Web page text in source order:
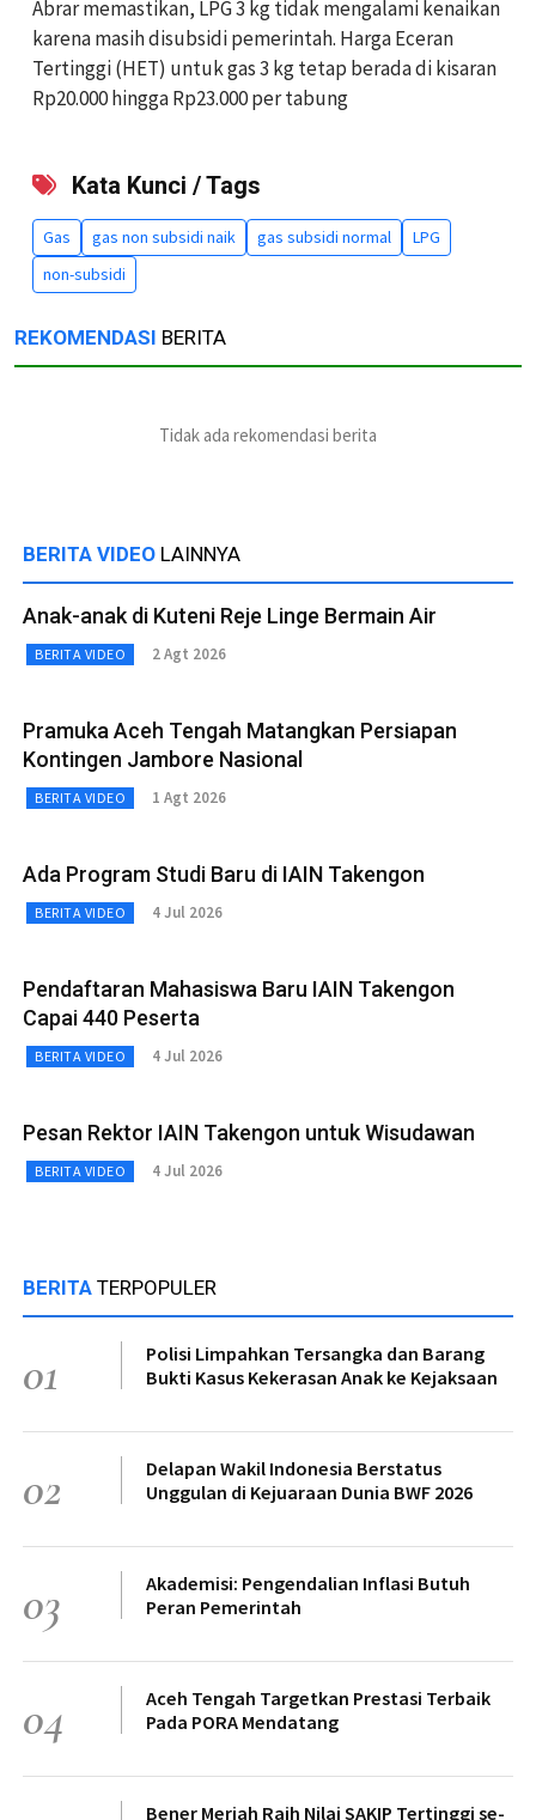
Abrar memastikan, LPG 3 kg tidak mengalami kenaikan
karena masih disubsidi pemerintah. Harga Eceran
Tertinggi (HET) untuk gas 3 kg tetap berada di kisaran
Rp20.000 hingga Rp23.000 per tabung
Kata Kunci / Tags
Gas gas non subsidi naik gas subsidi normal
LPG
non-subsidi
REKOMENDASI BERITA
Tidak ada rekomendasi berita
BERITA VIDEO LAINNYA
Anak-anak di Kuteni Reje Linge Bermain Air
BERITA VIDEO 2 Agt 2026
Pramuka Aceh Tengah Matangkan Persiapan
Kontingen Jambore Nasional
BERITA VIDEO 1 Agt 2026
Ada Program Studi Baru di IAIN Takengon
BERITA VIDEO 4 Jul 2026
Pendaftaran Mahasiswa Baru IAIN Takengon
Capai 440 Peserta
BERITA VIDEO 4 Jul 2026
Pesan Rektor IAIN Takengon untuk Wisudawan
BERITA VIDEO 4 Jul 2026
BERITA TERPOPULER
01
Polisi Limpahkan Tersangka dan Barang
Bukti Kasus Kekerasan Anak ke Kejaksaan
02
Delapan Wakil Indonesia Berstatus
Unggulan di Kejuaraan Dunia BWF 2026
03
Akademisi: Pengendalian Inflasi Butuh
Peran Pemerintah
04
Aceh Tengah Targetkan Prestasi Terbaik
Pada PORA Mendatang
Bener Meriah Raih Nilai SAKIP Tertinggi se-